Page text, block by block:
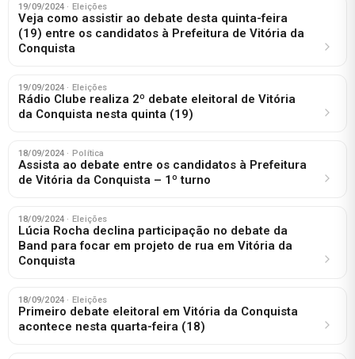
19/09/2024 · Eleições
Veja como assistir ao debate desta quinta-feira
(19) entre os candidatos à Prefeitura de Vitória da
Conquista
19/09/2024 · Eleições
Rádio Clube realiza 2º debate eleitoral de Vitória
da Conquista nesta quinta (19)
18/09/2024 · Política
Assista ao debate entre os candidatos à Prefeitura
de Vitória da Conquista – 1º turno
18/09/2024 · Eleições
Lúcia Rocha declina participação no debate da
Band para focar em projeto de rua em Vitória da
Conquista
18/09/2024 · Eleições
Primeiro debate eleitoral em Vitória da Conquista
acontece nesta quarta-feira (18)